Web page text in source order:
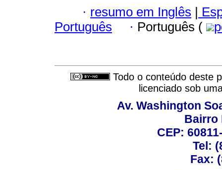
· resumo em Inglês |
Português
· Português (
Todo o conteúdo deste
licenciado sob
Av. Washington
Bairro
CEP:
Tel:
Fax: